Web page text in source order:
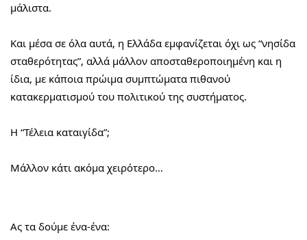
μάλιστα.
Και μέσα σε όλα αυτά, η Ελλάδα εμφανίζεται όχι ως “νησίδα
σταθερότητας”, αλλά μάλλον αποσταθεροποιημένη και η
ίδια, με κάποια πρώιμα συμπτώματα πιθανού
κατακερματισμού του πολιτικού της συστήματος.
Η “Τέλεια καταιγίδα”;
Μάλλον κάτι ακόμα χειρότερο…
Ας τα δούμε ένα-ένα: